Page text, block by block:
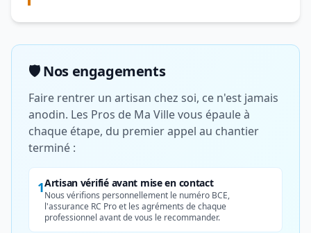
🛡️ Nos engagements
Faire rentrer un artisan chez soi, ce n'est jamais
anodin. Les Pros de Ma Ville vous épaule à
chaque étape, du premier appel au chantier
terminé :
1Artisan vérifié avant mise en contact
Nous vérifions personnellement le numéro BCE,
l'assurance RC Pro et les agréments de chaque
professionnel avant de vous le recommander.